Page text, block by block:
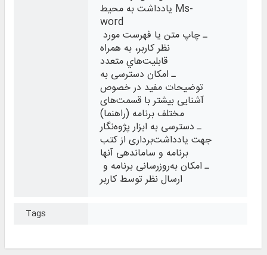
یادداشت به محيط Ms-
word
نظر کاربر، به همراه
ـ امکان دسترسی به
توضيحات مفيد در خصوص
آشنايی بيشتر با قسمت‌های
مختلف برنامه (راهنما)
ـ دسترسی به ابزار پژوه‌نگار
جهت یادداشت‌برداری از کتب
برنامه و ساماندهی آنها
Tags